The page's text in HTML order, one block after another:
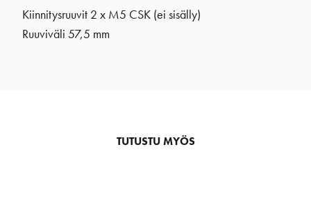
Kiinnitysruuvit 2 x M5 CSK (ei sisälly)
Ruuviväli 57,5 mm
TUTUSTU MYÖS